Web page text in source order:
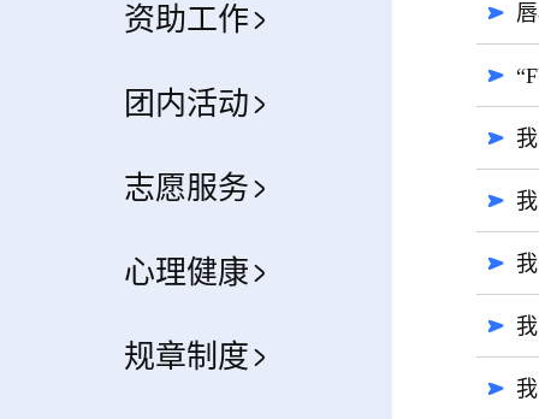
资助工作
团内活动
志愿服务
心理健康
规章制度